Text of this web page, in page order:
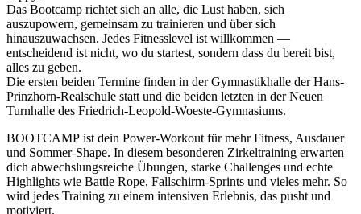
Das Bootcamp richtet sich an alle, die Lust haben, sich
auszupowern, gemeinsam zu trainieren und über sich
hinauszuwachsen. Jedes Fitnesslevel ist willkommen —
entscheidend ist nicht, wo du startest, sondern dass du bereit bist,
alles zu geben.
Die ersten beiden Termine finden in der Gymnastikhalle der Hans-
Prinzhorn-Realschule statt und die beiden letzten in der Neuen
Turnhalle des Friedrich-Leopold-Woeste-Gymnasiums.
BOOTCAMP ist dein Power-Workout für mehr Fitness, Ausdauer
und Sommer-Shape. In diesem besonderen Zirkeltraining erwarten
dich abwechslungsreiche Übungen, starke Challenges und echte
Highlights wie Battle Rope, Fallschirm-Sprints und vieles mehr. So
wird jedes Training zu einem intensiven Erlebnis, das pusht und
motiviert.